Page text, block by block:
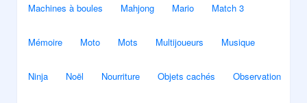
Machines à boules Mahjong Mario Match 3
Mémoire Moto Mots Multijoueurs Musique
Ninja Noël Nourriture Objets cachés Observation